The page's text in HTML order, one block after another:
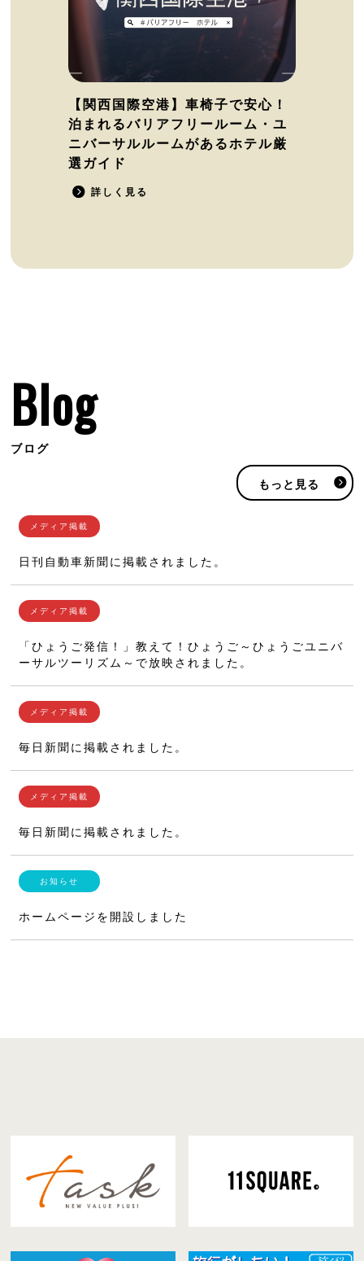
【関西国際空港】車椅子で安心！
泊まれるバリアフリールーム・ユ
ニバーサルルームがあるホテル厳
選ガイド
詳しく見る
Blog
ブログ
もっと見る
日刊自動車新聞に掲載されました。
「ひょうご発信！」教えて！ひょうご～ひょうごユニバ
ーサルツーリズム～で放映されました。
毎日新聞に掲載されました。
毎日新聞に掲載されました。
ホームページを開設しました